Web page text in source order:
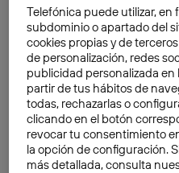
historias de Instagramo
posibilidad de subir
Telefónica puede utilizar, en
subdominio o apartado del
cookies propias y de
de personalización, redes
publicidad personalizada en
partir de tus hábitos de
todas, rechazarlas o
clicando en el botón
revocar tu consentimiento
la opción de configuración.
más detallada, consulta